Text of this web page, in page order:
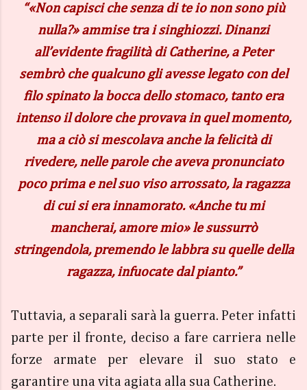
“«Non capisci che senza di te io non sono più
nulla?» ammise tra i singhiozzi. Dinanzi
all’evidente fragilità di Catherine, a Peter
sembrò che qualcuno gli avesse legato con del
filo spinato la bocca dello stomaco, tanto era
intenso il dolore che provava in quel momento,
ma a ciò si mescolava anche la felicità di
rivedere, nelle parole che aveva pronunciato
poco prima e nel suo viso arrossato, la ragazza
di cui si era innamorato. «Anche tu mi
mancherai, amore mio» le sussurrò
stringendola, premendo le labbra su quelle della
ragazza, infuocate dal pianto.”
Tuttavia, a separali sarà la guerra. Peter infatti
parte per il fronte, deciso a fare carriera nelle
forze armate per elevare il suo stato e
garantire una vita agiata alla sua Catherine.